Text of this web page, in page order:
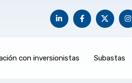
con inversionistas Subastas